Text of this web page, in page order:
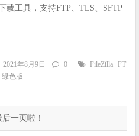
载工具，支持FTP、TLS、SFTP
2021年8月9日 0 FileZilla FT
绿色版
一页啦！